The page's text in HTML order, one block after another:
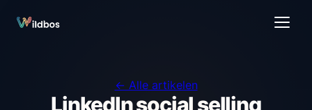
← Alle artikelen
LinkedIn social selling